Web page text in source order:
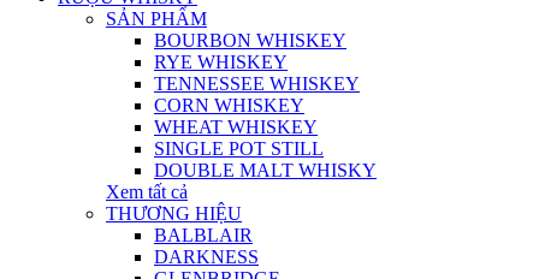
SẢN PHẨM
BOURBON WHISKEY
RYE WHISKEY
TENNESSEE WHISKEY
CORN WHISKEY
WHEAT WHISKEY
SINGLE POT STILL
DOUBLE MALT WHISKY
Xem tất cả
THƯƠNG HIỆU
BALBLAIR
DARKNESS